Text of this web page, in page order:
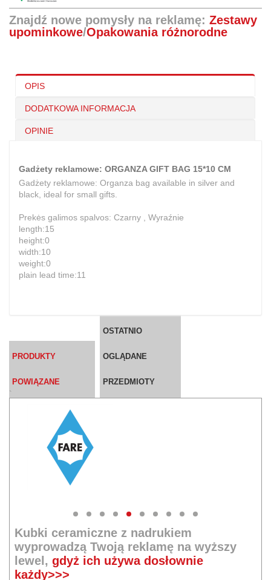
Znajdź nowe pomysły na reklamę: Zestawy
upominkowe/Opakowania różnorodne
OPIS
DODATKOWA INFORMACJA
OPINIE
Gadżety reklamowe: ORGANZA GIFT BAG 15*10 CM
Gadżety reklamowe: Organza bag available in silver and
black, ideal for small gifts.
Prekės galimos spalvos: Czarny , Wyraźnie
length:15
height:0
width:10
weight:0
plain lead time:11
PRODUKTY
POWIĄZANE
OSTATNIO
OGLĄDANE
PRZEDMIOTY
`
Kubki ceramiczne z nadrukiem
wyprowadzą Twoją reklamę na wyższy
lewel,gdyż ich używa dosłownie
każdy>>>